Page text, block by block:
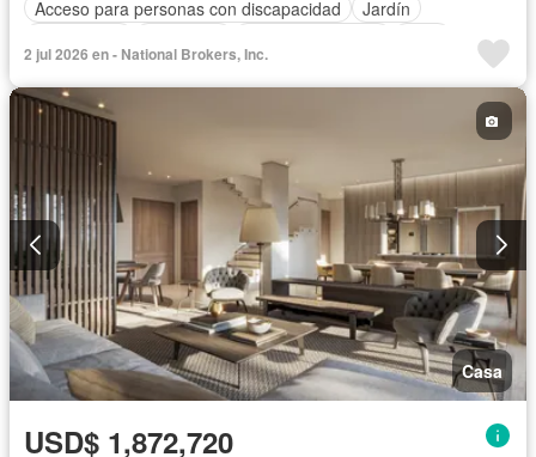
Acceso para personas con discapacidad
Jardín
2 jul 2026 en - National Brokers, Inc.
Casa
USD$ 1,872,720